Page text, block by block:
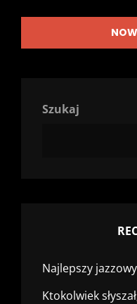
Szukaj
Najlepszy
Ktokolwiek